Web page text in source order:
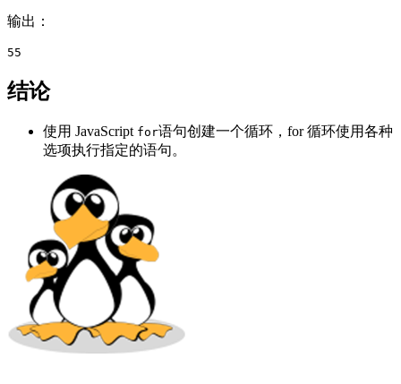
输出：
55
结论
使用 JavaScript for语句创建一个循环，for 循环使用各种
选项执行指定的语句。